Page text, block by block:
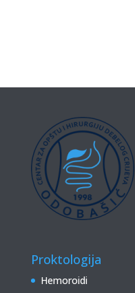
Proktologija
Hemoroidi